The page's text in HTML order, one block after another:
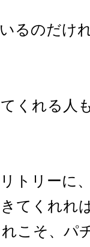
るのだけ
くれる人
トリーに
てくれれ
こそ、パ